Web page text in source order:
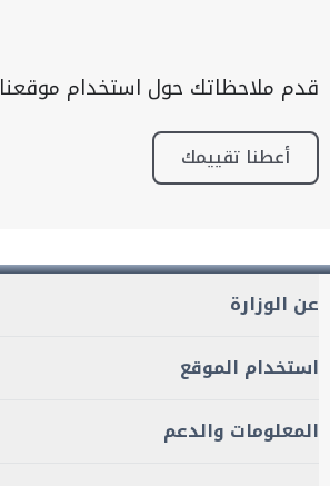
قدم ملاحظاتك حول استخدام موقعنا
أعطنا تقييمك
عن الوزارة
استخدام الموقع
المعلومات والدعم